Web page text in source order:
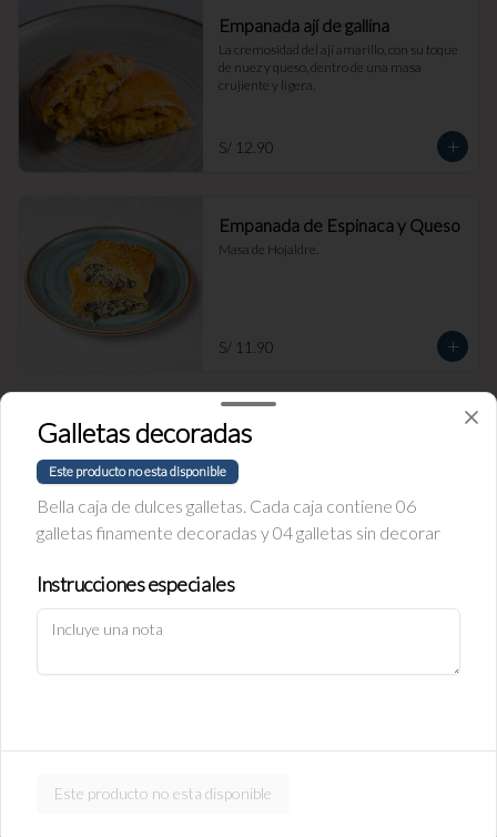
Empanada ají de gallina
La cremosidad del ají amarillo, con su toque
de nuez y queso, dentro de una masa
crujiente y ligera.
S/ 12.90
Empanada de Espinaca y Queso
Masa de Hojaldre.
S/ 11.90
Empanada de Jamón y Queso
S/ 11.90
S/ 11.90
Política de Cookies
Haga clic en Aceptar para permitir que Justo use cookies a fin
Galletas decoradas
Este producto no esta disponible
Bella caja de dulces galletas. Cada caja contiene 06
galletas finamente decoradas y 04 galletas sin decorar
Instrucciones especiales
Este producto no esta disponible